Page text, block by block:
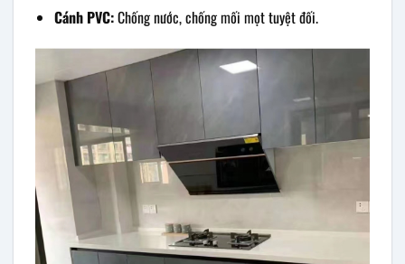
Cánh PVC:Chống nước, chống mối mọt tuyệt đối.